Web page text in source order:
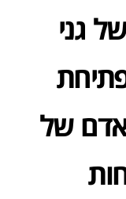
גני
אדם של